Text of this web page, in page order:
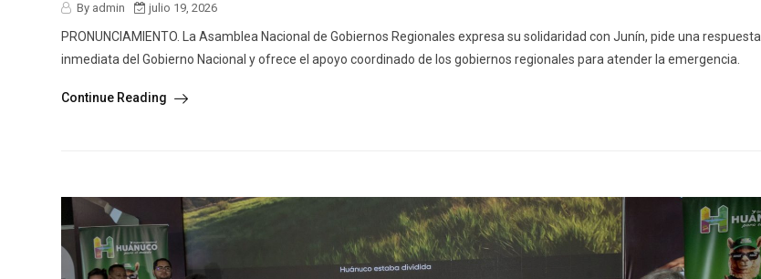
By admin julio 19, 2026
PRONUNCIAMIENTO. La Asamblea Nacional de Gobiernos Regionales expresa su solidaridad con Junín, pide una respuesta
inmediata del Gobierno Nacional y ofrece el apoyo coordinado de los gobiernos regionales para atender la emergencia.
Continue Reading